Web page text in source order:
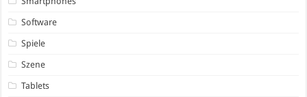
Software
Spiele
Szene
Tablets